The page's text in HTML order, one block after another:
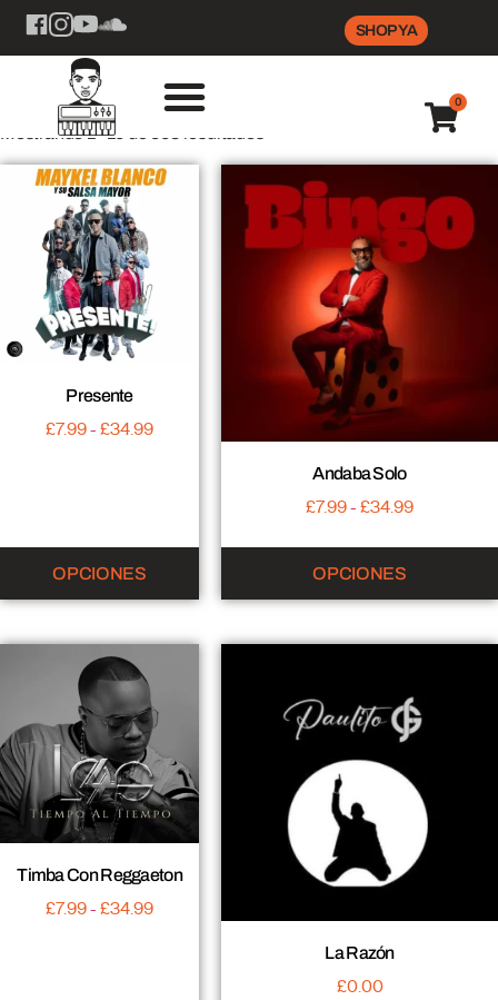
SHOP YA
0
Mostrando 1–16 de 568 resultados
Presente
£7.99- £34.99
OPCIONES
Andaba Solo
£7.99- £34.99
OPCIONES
Timba Con Reggaeton
£7.99- £34.99
La Razón
£0.00